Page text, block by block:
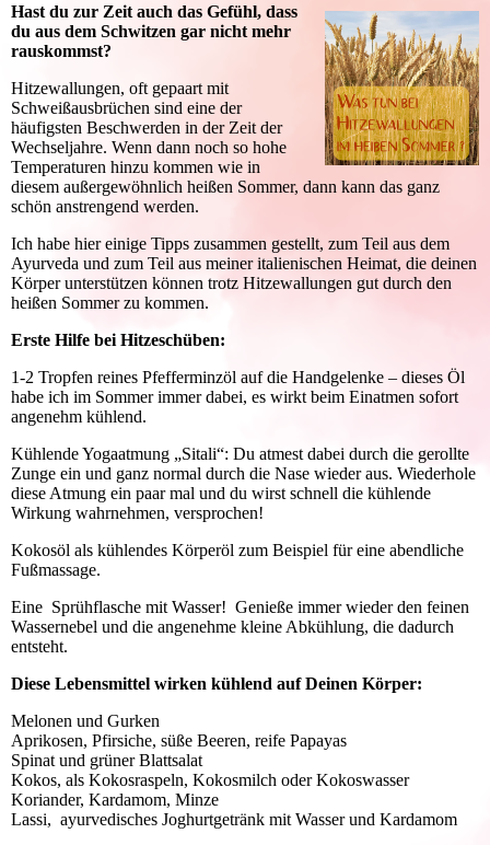
Hast du zur Zeit auch das Gefühl, dass
du aus dem Schwitzen gar nicht mehr
rauskommst?
Hitzewallungen, oft gepaart mit
Schweißausbrüchen sind eine der
häufigsten Beschwerden in der Zeit der
Wechseljahre. Wenn dann noch so hohe
Temperaturen hinzu kommen wie in
diesem außergewöhnlich heißen Sommer, dann kann das ganz
schön anstrengend werden.
Ich habe hier einige Tipps zusammen gestellt, zum Teil aus dem
Ayurveda und zum Teil aus meiner italienischen Heimat, die deinen
Körper unterstützen können trotz Hitzewallungen gut durch den
heißen Sommer zu kommen.
Erste Hilfe bei Hitzeschüben:
1-2 Tropfen reines Pfefferminzöl auf die Handgelenke – dieses Öl
habe ich im Sommer immer dabei, es wirkt beim Einatmen sofort
angenehm kühlend.
Kühlende Yogaatmung „Sitali“: Du atmest dabei durch die gerollte
Zunge ein und ganz normal durch die Nase wieder aus. Wiederhole
diese Atmung ein paar mal und du wirst schnell die kühlende
Wirkung wahrnehmen, versprochen!
Kokosöl als kühlendes Körperöl zum Beispiel für eine abendliche
Fußmassage.
Eine Sprühflasche mit Wasser! Genieße immer wieder den feinen
Wassernebel und die angenehme kleine Abkühlung, die dadurch
entsteht.
Diese Lebensmittel wirken kühlend auf Deinen Körper:
Melonen und Gurken
Aprikosen, Pfirsiche, süße Beeren, reife Papayas
Spinat und grüner Blattsalat
Kokos, als Kokosraspeln, Kokosmilch oder Kokoswasser
Koriander, Kardamom, Minze
Lassi, ayurvedisches Joghurtgetränk mit Wasser und Kardamom